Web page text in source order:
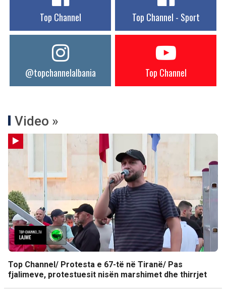
Top Channel Top Channel - Sport
@topchannelalbania Top Channel
Video »
Top Channel/ Protesta e 67-të në Tiranë/ Pas
fjalimeve, protestuesit nisën marshimet dhe thirrjet